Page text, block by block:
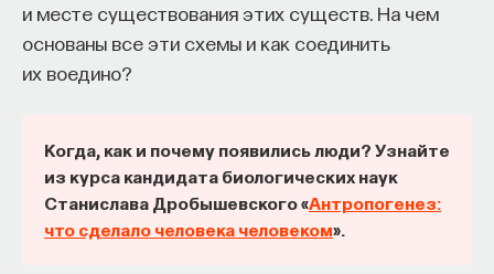
и месте существования этих существ. На чем
основаны все эти схемы и как соединить
их воедино?
Когда, как и почему появились люди? Узнайте
из курса кандидата биологических наук
Станислава Дробышевского «Антропогенез:
что сделало человека человеком».
В ходе работы с научным сообществом Ивар
и его команда обнаружили, что инновационные
индустрии испытывают кадровый голод,
Исследование аудитории ПостНауки
подтвердило масштаб: более60%слушателей
проекта имеют STEM-образование, при этом32%
заинтересованы в работе в инновационных